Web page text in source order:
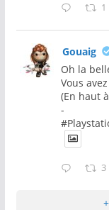
1
Gouaig
Oh la
Vous
(En haut
-
3